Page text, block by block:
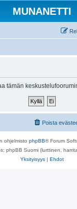
MUNANETTI
tämän
Poista
ohjelmisto phpBB® Forum
phpBB Suomi (lurttinen,
Yksityisyys | Ehdot